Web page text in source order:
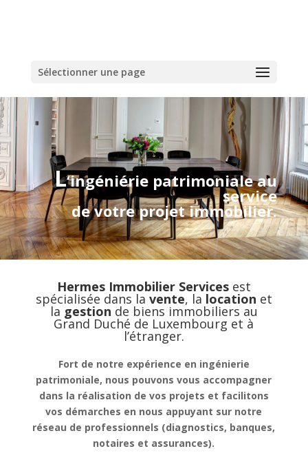
Sélectionner une page
L‘ingéniérie patrimoniale au
service
de votre projet immobilier.
Hermes Immobilier Servicesest
spécialisée dans la vente, la location et
la gestion de biens immobiliers au
Grand Duché de Luxembourg et à
l’étranger.
Fort de notre expérience en ingénierie
patrimoniale, nous pouvons vous accompagner
dans la réalisation de vos projets et facilitons
vos démarches en nous appuyant sur notre
réseau de professionnels (diagnostics, banques,
notaires et assurances).